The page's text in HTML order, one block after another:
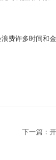
费许多时间和
下一篇：